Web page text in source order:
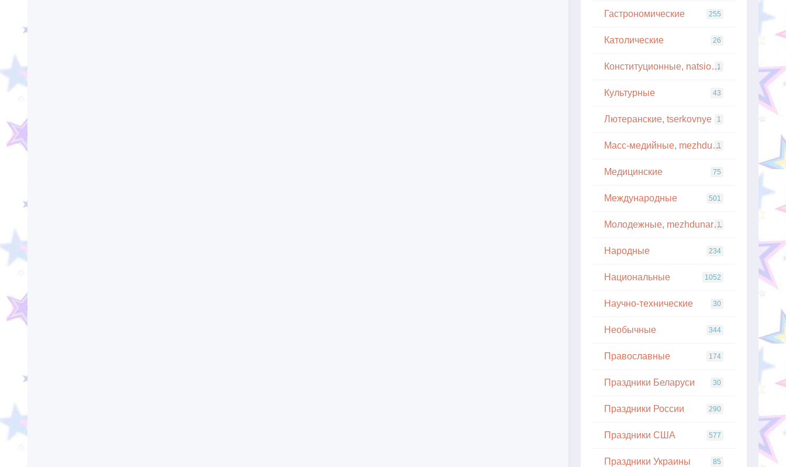
Гастрономические 255
Католические 26
Конституционные, natsionalnye
1
Культурные 43
Лютеранские, tserkovnye 1
Масс-медийные, mezhdunarodnye
1
Медицинские 75
Международные 501
Молодежные, mezhdunarodnye
1
Народные 234
Национальные 1052
Научно-технические 30
Необычные 344
Православные 174
Праздники Беларуси 30
Праздники России 290
Праздники США 577
Праздники Украины 85